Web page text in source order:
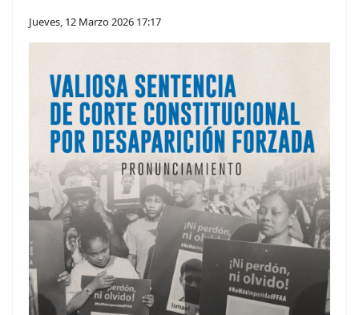
Jueves, 12 Marzo 2026 17:17